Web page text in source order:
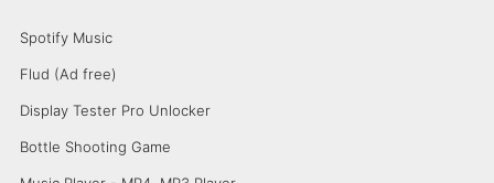
Spotify Music
Flud (Ad free)
Display Tester Pro Unlocker
Bottle Shooting Game